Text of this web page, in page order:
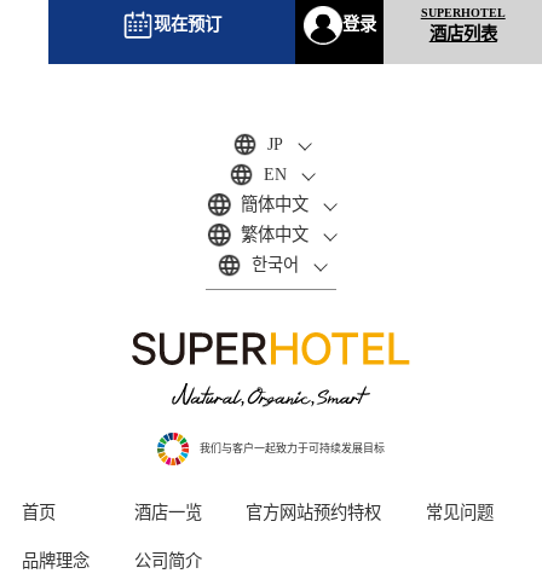
现在预订 登录 酒店列表
JP
EN
簡体中文
繁体中文
한국어
我们与客户一起致力于可持续发展目标
首页 酒店一览 官方网站预约特权 常见问题
品牌理念 公司简介